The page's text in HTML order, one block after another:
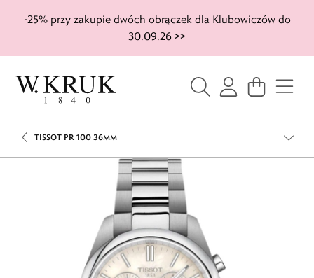
-25% przy zakupie dwóch obrączek dla Klubowiczów do
30.09.26 >>
TISSOT PR 100 36MM